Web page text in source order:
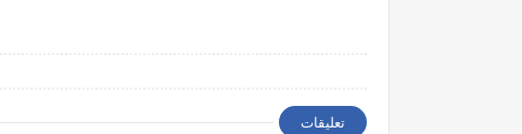
تعليقات